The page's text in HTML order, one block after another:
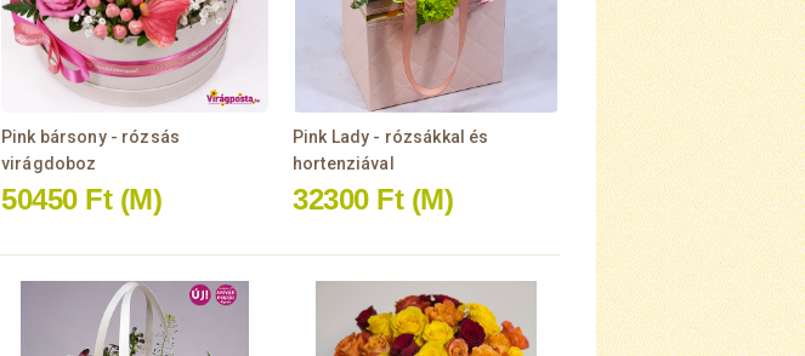
Pink bársony - rózsás
virágdoboz
50450 Ft (M)
Pink Lady - rózsákkal és
hortenziával
32300 Ft (M)